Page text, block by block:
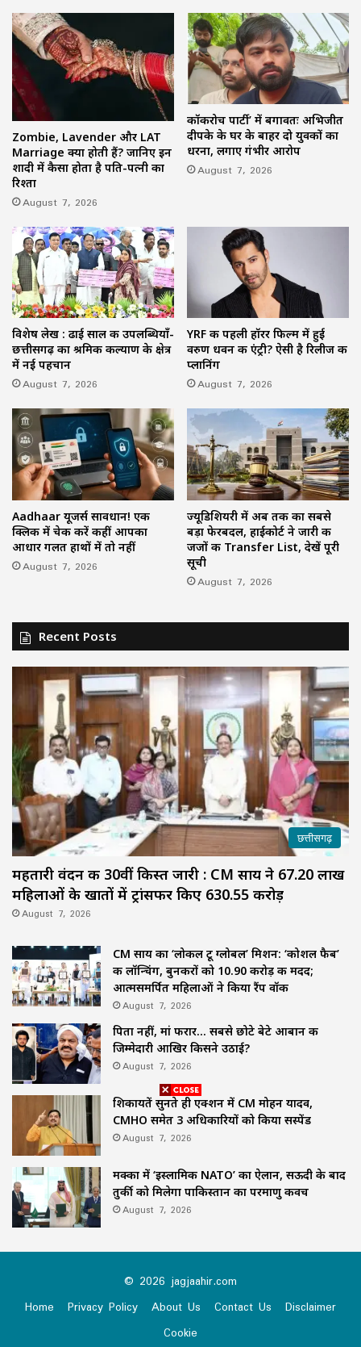
Zombie, Lavender और LAT
Marriage क्या होती हैं? जानिए इन
शादी में कैसा होता है पति-पत्नी का
रिश्ता
August 7, 2026
कॉकरोच पार्टी’ में बगावतः अभिजीत
दीपके के घर के बाहर दो युवकों का
धरना, लगाए गंभीर आरोप
August 7, 2026
विशेष लेख : ढाई साल की उपलब्धियाँ-
छत्तीसगढ़ का श्रमिक कल्याण के क्षेत्र
में नई पहचान
August 7, 2026
YRF की पहली हॉरर फिल्म में हुई
वरुण धवन की एंट्री? ऐसी है रिलीज की
प्लानिंग
August 7, 2026
Aadhaar यूजर्स सावधान! एक
क्लिक में चेक करें कहीं आपका
आधार गलत हाथों में तो नहीं
August 7, 2026
ज्यूडिशियरी में अब तक का सबसे
बड़ा फेरबदल, हाईकोर्ट ने जारी की
जजों की Transfer List, देखें पूरी
सूची
August 7, 2026
Recent Posts
छत्तीसगढ़
महतारी वंदन की 30वीं किस्त जारी : CM साय ने 67.20 लाख
महिलाओं के खातों में ट्रांसफर किए ₹630.55 करोड़
August 7, 2026
CM साय का ‘लोकल टू ग्लोबल’ मिशन: ‘कोशल फैब’
की लॉन्चिंग, बुनकरों को 10.90 करोड़ की मदद;
आत्मसमर्पित महिलाओं ने किया रैंप वॉक
August 7, 2026
पिता नहीं, मां फरार… सबसे छोटे बेटे आबान की
जिम्मेदारी आखिर किसने उठाई?
August 7, 2026
शिकायतें सुनते ही एक्शन में CM मोहन यादव,
CMHO समेत 3 अधिकारियों को किया सस्पेंड
August 7, 2026
मक्का में ‘इस्लामिक NATO’ का ऐलान, सऊदी के बाद
तुर्की को मिलेगा पाकिस्तान का परमाणु कवच
August 7, 2026
© 2026 jagjaahir.com
Home
Privacy Policy About Us Contact Us
Disclaimer
Cookie